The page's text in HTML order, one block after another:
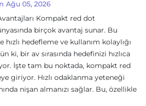
Ağu 05, 2026
Kompakt red dot
birçok avantaj sunar. Bu
hedefleme ve kullanım kolaylığı
ki, bir av sırasında hedefinizi hızlıca
İşte tam bu noktada, kompakt red
giriyor. Hızlı odaklanma yeteneği
nişan almanızı sağlar. Bu, özellikle